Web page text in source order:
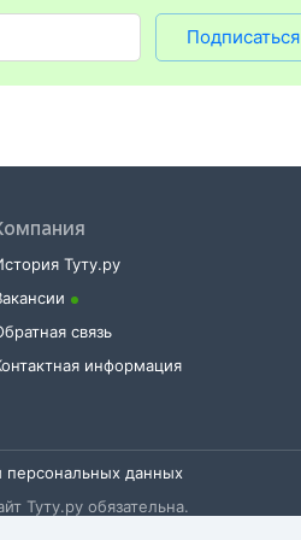
Подписаться
Туту.ру
связь
информация
персональных данных
Туту.ру обязательна.